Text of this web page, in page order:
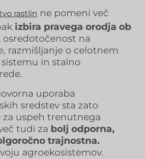
rastlin ne pomeni več
izbira pravega orodja ob
osredotočenost na
razmišljanje o celotnem
in stalno
uporaba
sredstev sta zato
za uspeh trenutnega
tudi za bolj odporna,
trajnostna.
agroekosistemov.